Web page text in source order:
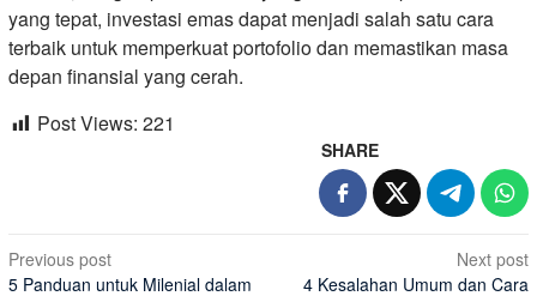
yang tepat, investasi emas dapat menjadi salah satu cara
terbaik untuk memperkuat portofolio dan memastikan masa
depan finansial yang cerah.
Post Views: 221
SHARE
Post
Previous post
5 Panduan untuk Milenial dalam
Next post
4 Kesalahan Umum dan Cara